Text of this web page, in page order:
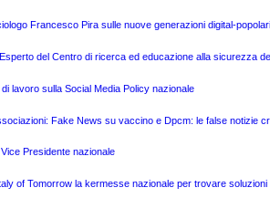
Francesco Pira sulle nuove generazioni digital-
del Centro di ricerca ed educazione alla sicurezza
lavoro sulla Social Media Policy nazionale
Fake News su vaccino e Dpcm: le false notizie
Presidente nazionale
of Tomorrow la kermesse nazionale per trovare